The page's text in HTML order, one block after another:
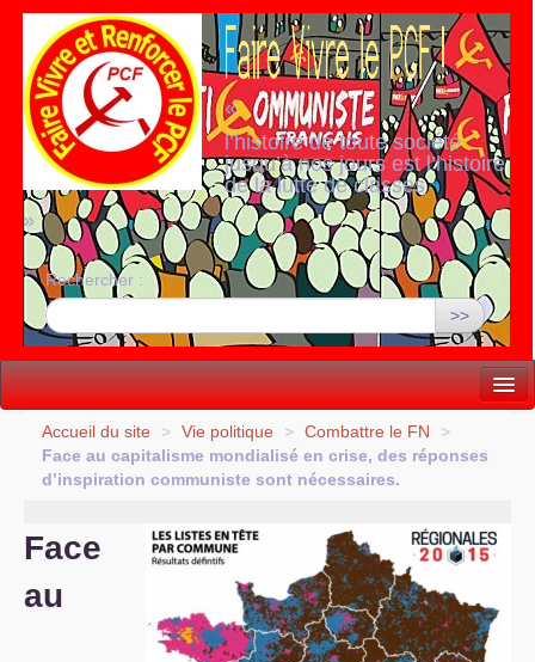
«
l’histoire de toute société
jusqu’à nos jours est l’histoire
de la lutte de classes
»
Rechercher :
>>
Vie politique
Lutter, Unir...
Accueil du site > Vie politique > Combattre le FN
>
Face au capitalisme mondialisé en crise, des réponses
d’inspiration communiste sont nécessaires.
Face
au